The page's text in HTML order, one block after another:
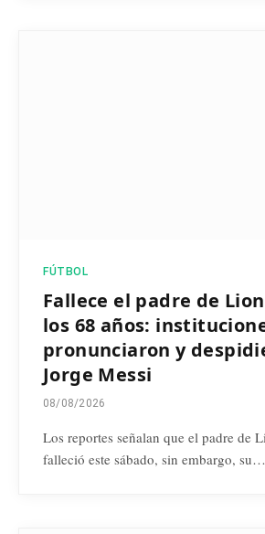
FÚTBOL
Fallece el padre de
los 68 años:
pronunciaron y
Jorge Messi
08/08/2026
Los reportes señalan que el padre de
falleció este sábado, sin embargo, su…